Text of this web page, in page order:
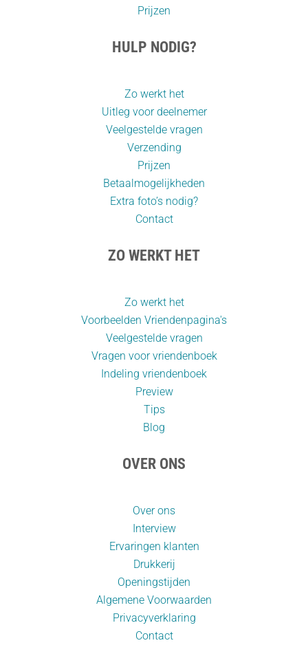
Prijzen
HULP NODIG?
Zo werkt het
Uitleg voor deelnemer
Veelgestelde vragen
Verzending
Prijzen
Betaalmogelijkheden
Extra foto’s nodig?
Contact
ZO WERKT HET
Zo werkt het
Voorbeelden Vriendenpagina's
Veelgestelde vragen
Vragen voor vriendenboek
Indeling vriendenboek
Preview
Tips
Blog
OVER ONS
Over ons
Interview
Ervaringen klanten
Drukkerij
Openingstijden
Algemene Voorwaarden
Privacyverklaring
Contact